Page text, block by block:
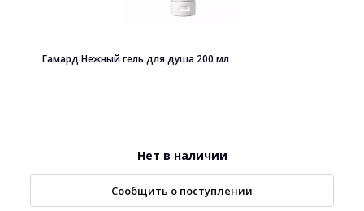
Гамард Нежный гель для душа 200 мл
Нет в наличии
Сообщить о поступлении